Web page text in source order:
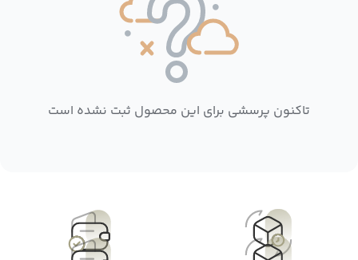
تاکنون پرسشی برای این محصول ثبت نشده است